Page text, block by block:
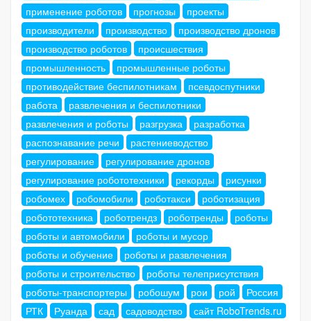
применение роботов
прогнозы
проекты
производители
производство
производство дронов
производство роботов
происшествия
промышленность
промышленные роботы
противодействие беспилотникам
псевдоспутники
работа
развлечения и беспилотники
развлечения и роботы
разгрузка
разработка
распознавание речи
растениеводство
регулирование
регулирование дронов
регулирование робототехники
рекорды
рисунки
робомех
робомобили роботакси
роботизация
робототехника
роботрендз роботренды
роботы
роботы и автомобили
роботы и мусор
роботы и обучение
роботы и развлечения
роботы и строительство
роботы телеприсутствия
роботы-транспортеры
робошум рои рой
Россия
РТК
Руанда сад садоводство
сайт RoboTrends.ru